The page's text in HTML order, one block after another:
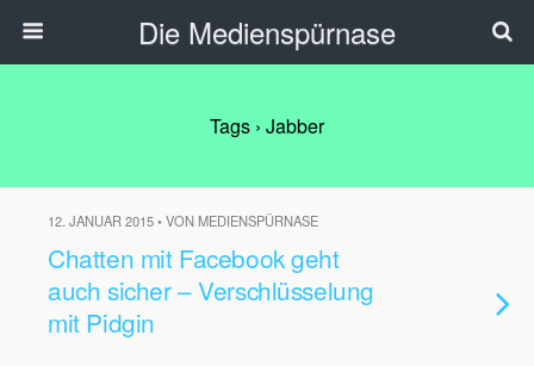
Die Medienspürnase
Tags › Jabber
12. JANUAR 2015 • VON MEDIENSPÜRNASE
Chatten mit Facebook geht
auch sicher – Verschlüsselung
mit Pidgin